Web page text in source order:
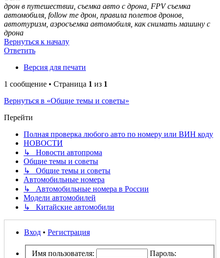
дрон в путешествии, съемка авто с дрона, FPV съемка
автомобиля, follow me дрон, правила полетов дронов,
автотуризм, аэросъемка автомобиля, как снимать машину с
дрона
Вернуться к началу
Ответить
Версия для печати
1 сообщение • Страница 1 из 1
Вернуться в «Общие темы и советы»
Перейти
Полная проверка любого авто по номеру или ВИН коду
НОВОСТИ
↳ Новости автопрома
Общие темы и советы
↳ Общие темы и советы
Автомобильные номера
↳ Автомобильные номера в России
Модели автомобилей
↳ Китайские автомобили
Вход • Регистрация
Имя пользователя:
Пароль: